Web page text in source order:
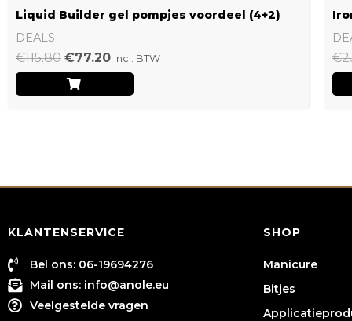
Liquid Builder gel pompjes voordeel (4+2)
DEALS
€115.80 €77.20 Incl. BTW €
KLANTENSERVICE
Bel ons: 06-19694276
Mail ons: info@anole.eu
Veelgestelde vragen
SHOP
Manicure
Bitjes